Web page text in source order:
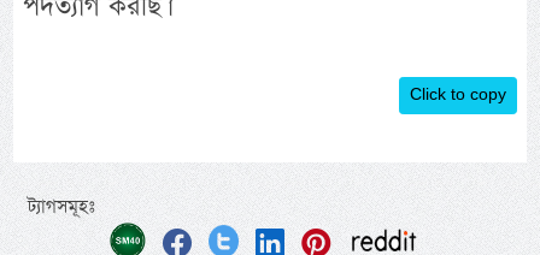
Click to copy
ট্যাগসমূহঃ